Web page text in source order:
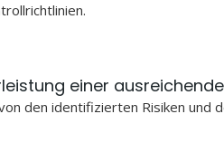
einer
den identifizierten Risiken und